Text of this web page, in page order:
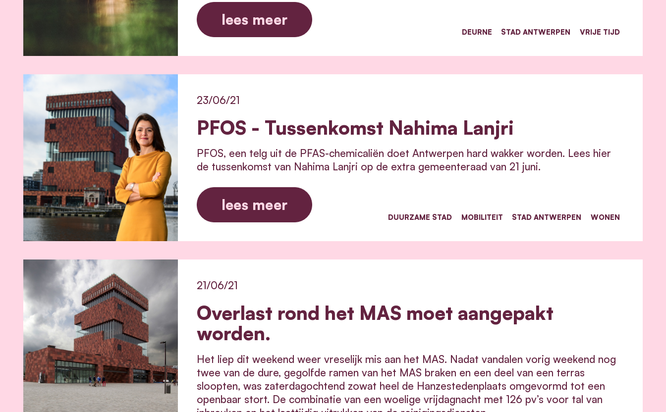
lees meer
DEURNE STAD ANTWERPEN VRIJE TIJD
PFOS - Tussenkomst Nahima Lanjri
23/06/21
PFOS, een telg uit de PFAS-chemicaliën doet Antwerpen hard wakker worden. Lees hier
de tussenkomst van Nahima Lanjri op de extra gemeenteraad van 21 juni.
lees meer
DUURZAME STAD MOBILITEIT STAD ANTWERPEN WONEN
Overlast rond het MAS moet aangepakt
worden.
21/06/21
Het liep dit weekend weer vreselijk mis aan het MAS. Nadat vandalen vorig weekend nog
twee van de dure, gegolfde ramen van het MAS braken en een deel van een terras
sloopten, was zaterdagochtend zowat heel de Hanzestedenplaats omgevormd tot een
openbaar stort. De combinatie van een woelige vrijdagnacht met 126 pv’s voor tal van